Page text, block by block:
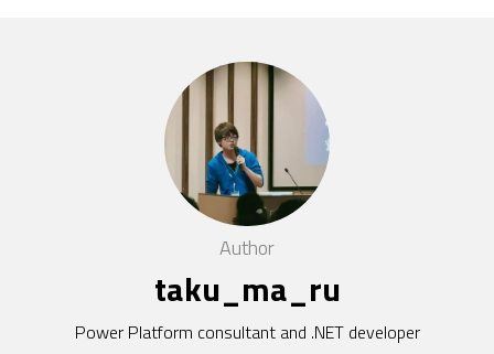
Author
taku_ma_ru
Power Platform consultant and .NET developer